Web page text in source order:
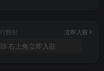
甄别 立即入驻
右上角立即入驻